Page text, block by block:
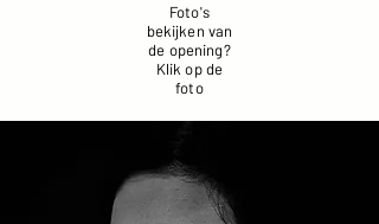
Foto's
bekijken van
de opening?
Klik op de
foto